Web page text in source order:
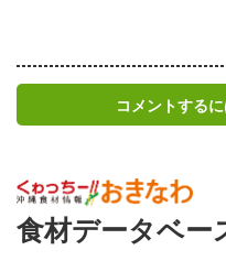
コメントする
食材データベー